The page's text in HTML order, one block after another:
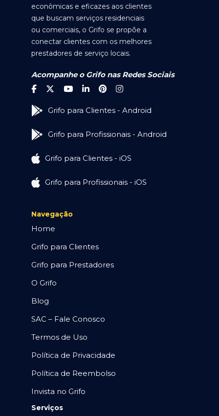
econômicas e eficazes aos clientes
que buscam serviços residenciais
ou comerciais, o Grifo se propõe a
conectar clientes com os melhores
prestadores de serviço locais.
Acompanhe o Grifo nas Redes Sociais
Grifo para Clientes - Android
Grifo para Profissionais - Android
Grifo para Clientes - iOS
Grifo para Profissionais - iOS
Navegação
Home
Grifo para Clientes
Grifo para Prestadores
O Grifo
Blog
SAC – Fale Conosco
Termos de Uso
Política de Privacidade
Política de Reembolso
Invista no Grifo
Serviços